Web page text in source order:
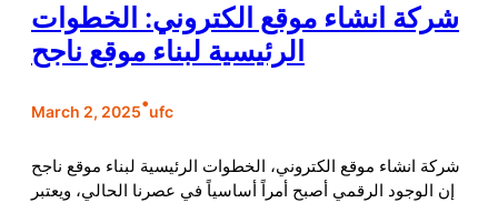
شركة انشاء موقع الكتروني: الخطوات
الرئيسية لبناء موقع ناجح
March 2, 2025•ufc
شركة انشاء موقع الكتروني، الخطوات الرئيسية لبناء موقع ناجح
إن الوجود الرقمي أصبح أمراً أساسياً في عصرنا الحالي، ويعتبر